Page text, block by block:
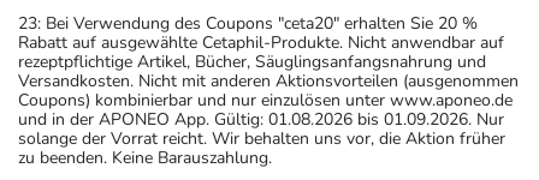
23: Bei Verwendung des Coupons "ceta20" erhalten Sie 20 %
Rabatt auf ausgewählte Cetaphil-Produkte. Nicht anwendbar auf
rezeptpflichtige Artikel, Bücher, Säuglingsanfangsnahrung und
Versandkosten. Nicht mit anderen Aktionsvorteilen (ausgenommen
Coupons) kombinierbar und nur einzulösen unter www.aponeo.de
und in der APONEO App. Gültig: 01.08.2026 bis 01.09.2026. Nur
solange der Vorrat reicht. Wir behalten uns vor, die Aktion früher
zu beenden. Keine Barauszahlung.